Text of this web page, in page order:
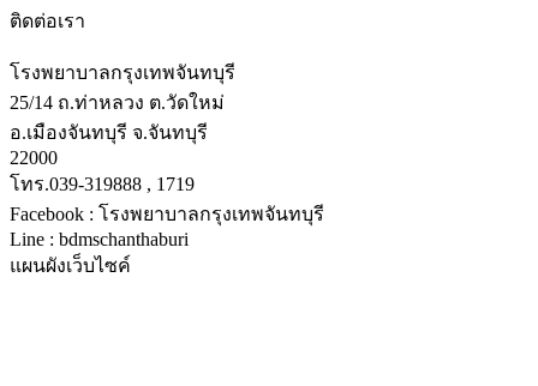
ติดต่อเรา
โรงพยาบาลกรุงเทพจันทบุรี
25/14 ถ.ท่าหลวง ต.วัดใหม่
อ.เมืองจันทบุรี จ.จันทบุรี
22000
โทร.039-319888 , 1719
Facebook : โรงพยาบาลกรุงเทพจันทบุรี
Line : bdmschanthaburi
แผนผังเว็บไซค์